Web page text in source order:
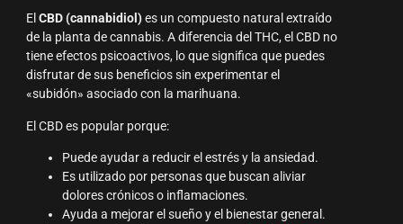
El CBD (cannabidiol)es un compuesto natural extraído
de la planta de cannabis. A diferencia del THC, el CBD no
tiene efectos psicoactivos, lo que significa que puedes
disfrutar de sus beneficios sin experimentar el
«subidón» asociado con la marihuana.
El CBD es popular porque:
Puede ayudar a reducir el estrés y la ansiedad.
Es utilizado por personas que buscan aliviar
dolores crónicos o inflamaciones.
Ayuda a mejorar el sueño y el bienestar general.